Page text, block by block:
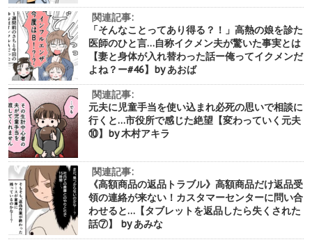
関連記事:
「そんなことってあり得る？！」高熱の娘を診た
医師のひと言…自称イクメン夫が驚いた事実とは
【妻と身体が入れ替わった話ー俺ってイクメンだ
よね？ー#46】by あおば
関連記事:
元夫に児童手当を使い込まれ必死の思いで相談に
行くと…市役所で感じた絶望【変わっていく元夫
⑩】by 木村アキラ
関連記事:
《高額商品の返品トラブル》高額商品だけ返品受
領の連絡が来ない！カスタマーセンターに問い合
わせると…【タブレットを返品したら失くされた
話⑦】 by あみな